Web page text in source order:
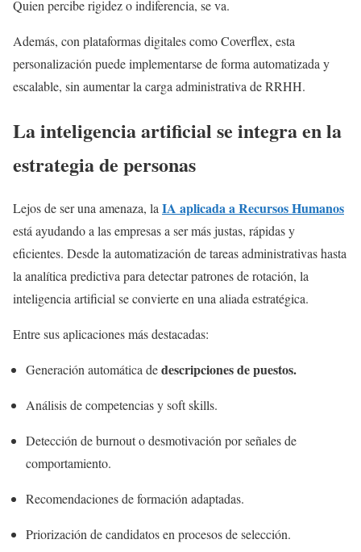
Quien percibe rigidez o indiferencia, se va.
Además, con plataformas digitales como Coverflex, esta
personalización puede implementarse de forma automatizada y
escalable, sin aumentar la carga administrativa de RRHH.
Lainteligencia artificial se integra en la
estrategia de personas
Lejos de ser una amenaza, laIA aplicada a Recursos Humanos
está ayudando a las empresas a ser más justas, rápidas y
eficientes. Desde la automatización de tareas administrativas hasta
la analítica predictiva para detectar patrones de rotación, la
inteligencia artificial se convierte en una aliada estratégica.
Entre sus aplicaciones más destacadas:
Generación automática dedescripciones de puestos.
Análisis de competencias y soft skills.
Detección de burnout o desmotivación por señales de
comportamiento.
Recomendaciones de formación adaptadas.
Priorización de candidatos en procesos de selección.